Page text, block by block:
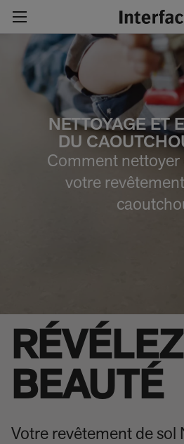
NETTOYAGE ET
DU
Comment nettoyer
votre
BEAUTÉ
Votre revêtement de sol